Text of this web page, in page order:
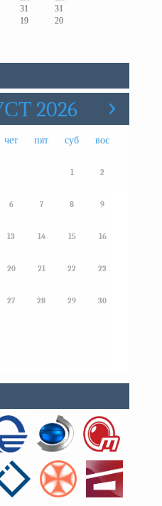
31
31
19 20
2026
чет пят суб вос
1 2
6 7 8 9
13 14 15 16
20 21 22 23
27 28 29 30